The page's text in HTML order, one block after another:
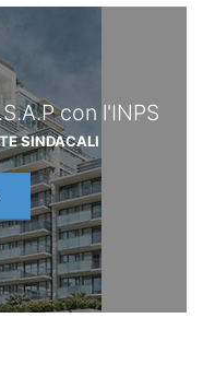
con l'INPS
SINDACALI